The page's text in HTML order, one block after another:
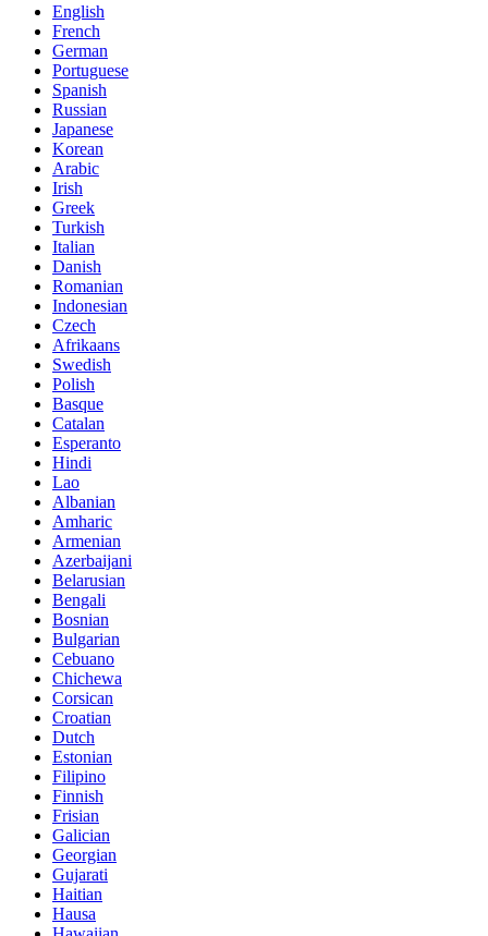
English
French
German
Portuguese
Spanish
Russian
Japanese
Korean
Arabic
Irish
Greek
Turkish
Italian
Danish
Romanian
Indonesian
Czech
Afrikaans
Swedish
Polish
Basque
Catalan
Esperanto
Hindi
Lao
Albanian
Amharic
Armenian
Azerbaijani
Belarusian
Bengali
Bosnian
Bulgarian
Cebuano
Chichewa
Corsican
Croatian
Dutch
Estonian
Filipino
Finnish
Frisian
Galician
Georgian
Gujarati
Haitian
Hausa